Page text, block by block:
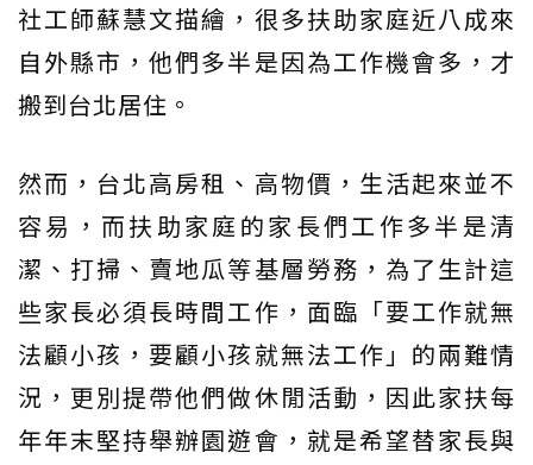
社工師蘇慧文描繪，很多扶助家庭近八成來
自外縣市，他們多半是因為工作機會多，才
搬到台北居住。
然而，台北高房租、高物價，生活起來並不
容易，而扶助家庭的家長們工作多半是清
潔、打掃、賣地瓜等基層勞務，為了生計這
些家長必須長時間工作，面臨「要工作就無
法顧小孩，要顧小孩就無法工作」的兩難情
況，更別提帶他們做休閒活動，因此家扶每
年年末堅持舉辦園遊會，就是希望替家長與